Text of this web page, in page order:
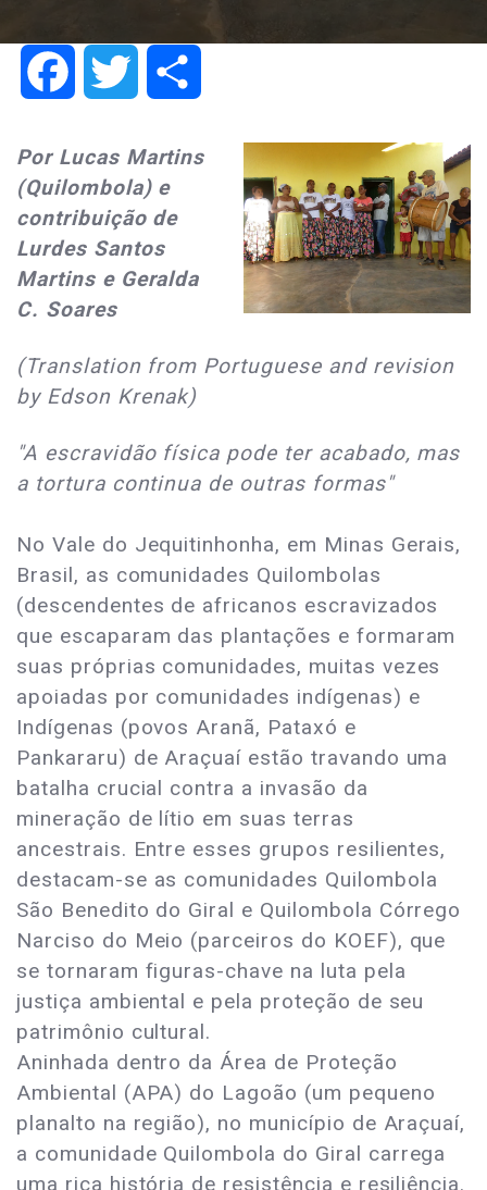
FacebookTwitter
Por Lucas Martins
(Quilombola) e
contribuição de
Lurdes Santos
Martins e Geralda
C. Soares
(Translation from Portuguese and revision
by Edson Krenak)
"A escravidão física pode ter acabado, mas
a tortura continua de outras formas"
No Vale do Jequitinhonha, em Minas Gerais,
Brasil, as comunidades Quilombolas
(descendentes de africanos escravizados
que escaparam das plantações e formaram
suas próprias comunidades, muitas vezes
apoiadas por comunidades indígenas) e
Indígenas (povos Aranã, Pataxó e
Pankararu) de Araçuaí estão travando uma
batalha crucial contra a invasão da
mineração de lítio em suas terras
ancestrais. Entre esses grupos resilientes,
destacam-se as comunidades Quilombola
São Benedito do Giral e Quilombola Córrego
Narciso do Meio (parceiros do KOEF), que
se tornaram figuras-chave na luta pela
justiça ambiental e pela proteção de seu
patrimônio cultural.
Aninhada dentro da Área de Proteção
Ambiental (APA) do Lagoão (um pequeno
planalto na região), no município de Araçuaí,
a comunidade Quilombola do Giral carrega
uma rica história de resistência e resiliência.